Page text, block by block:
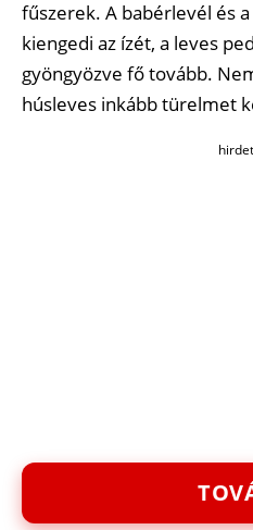
fűszerek. A babérlevél és
kiengedi az ízét, a leves
gyöngyözve fő tovább.
húsleves inkább türelmet